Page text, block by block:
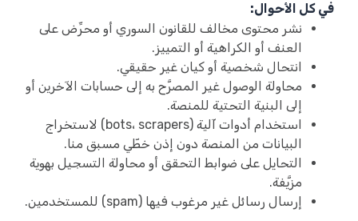
في كل الأحوال:
نشر محتوى مخالف للقانون السوري أو محرِّض على
العنف أو الكراهية أو التمييز.
انتحال شخصية أو كيان غير حقيقي.
محاولة الوصول غير المصرَّح به إلى حسابات الآخرين أو
إلى البنية التحتية للمنصة.
استخدام أدوات آلية (bots، scrapers) لاستخراج
البيانات من المنصة دون إذن خطّي مسبق منا.
التحايل على ضوابط التحقق أو محاولة التسجيل بهوية
مزيَّفة.
إرسال رسائل غير مرغوب فيها (spam) للمستخدمين.